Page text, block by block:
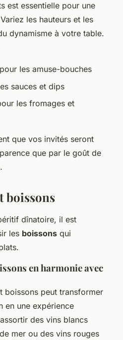
est essentielle pour une
les hauteurs et les
dynamisme à votre table.
pour les amuse-bouches
sauces et dips
les fromages et
que vos invités seront
que par le goût de
boissons
dînatoire, il est
les boissons qui
en harmonie avec
boissons peut transformer
en une expérience
des vins blancs
mer ou des vins rouges